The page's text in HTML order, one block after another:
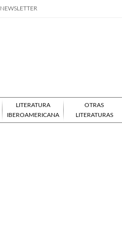
NEWSLETTER
LITERATURA
IBEROAMERICANA
OTRAS
LITERATURAS